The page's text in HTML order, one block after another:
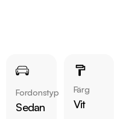
Fordonstyp
Sedan
Färg
Vit